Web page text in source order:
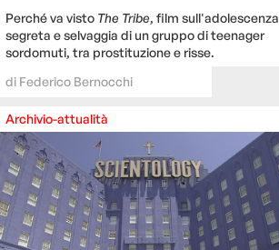
Perché va visto The Tribe, film sull'adolescenza
segreta e selvaggia di un gruppo di teenager
sordomuti, tra prostituzione e risse.
di Federico Bernocchi
Archivio-attualità